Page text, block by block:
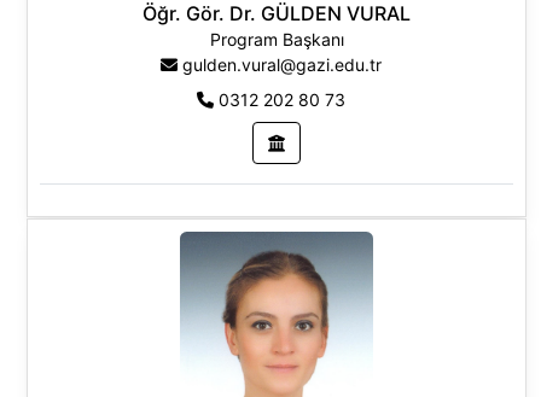
Öğr. Gör. Dr. GÜLDEN VURAL
Program Başkanı
gulden.vural@gazi.edu.tr
0312 202 80 73